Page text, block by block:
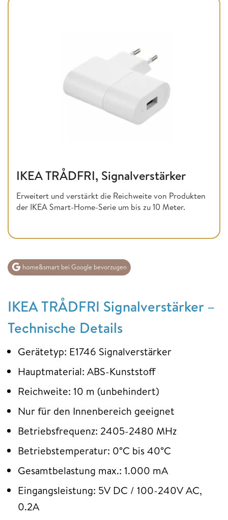
IKEA TRÅDFRI, Signalverstärker
Erweitert und verstärkt die Reichweite von Produkten
der IKEA Smart-Home-Serie um bis zu 10 Meter.
home&smart bei Google bevorzugen
IKEA TRÅDFRI Signalverstärker –
Technische Details
Gerätetyp: E1746 Signalverstärker
Hauptmaterial: ABS-Kunststoff
Reichweite: 10 m (unbehindert)
Nur für den Innenbereich geeignet
Betriebsfrequenz: 2405-2480 MHz
Betriebstemperatur: 0°C bis 40°C
Gesamtbelastung max.: 1.000 mA
Eingangsleistung: 5V DC / 100-240V AC,
0.2A